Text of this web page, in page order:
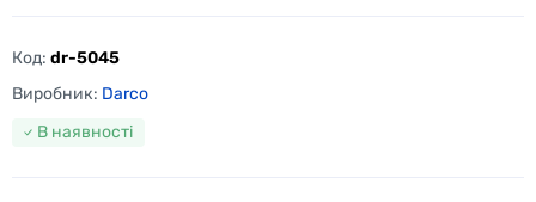
Код: dr-5045
Виробник: Darco
В наявності